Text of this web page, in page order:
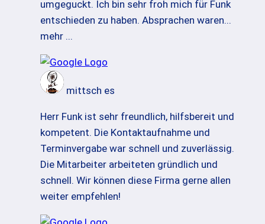
umgeguckt. Ich bin sehr froh mich für Funk
entschieden zu haben. Absprachen waren...
mehr ...
mittsch es
Herr Funk ist sehr freundlich, hilfsbereit und
kompetent. Die Kontaktaufnahme und
Terminvergabe war schnell und zuverlässig.
Die Mitarbeiter arbeiteten gründlich und
schnell. Wir können diese Firma gerne allen
weiter empfehlen!